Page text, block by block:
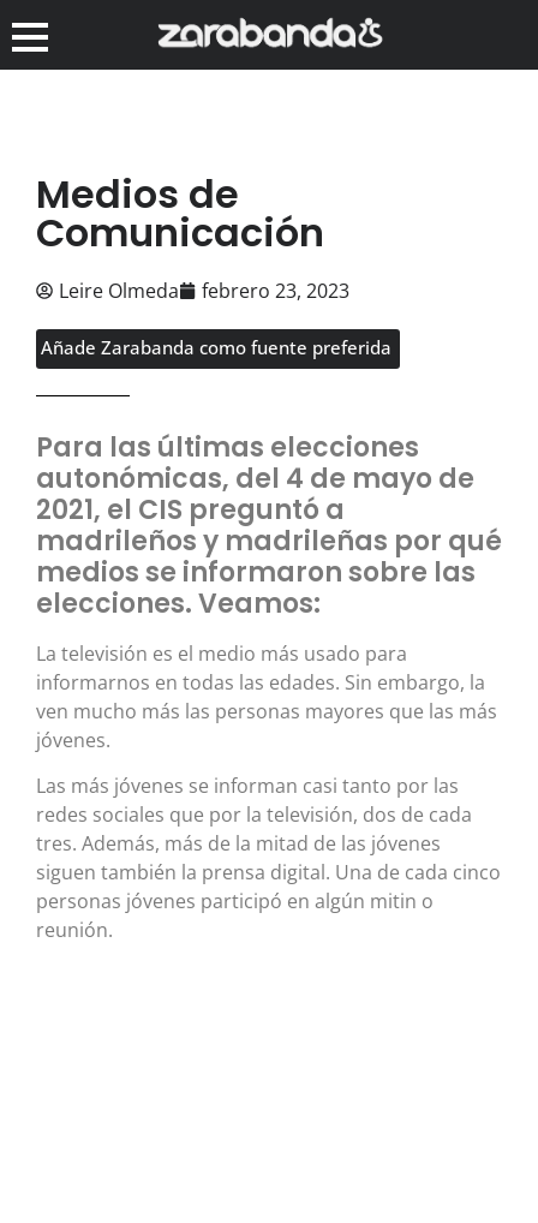
Medios de
Comunicación
Leire Olmeda febrero 23, 2023
Añade Zarabanda como fuente preferida
Para las últimas elecciones
autonómicas, del 4 de mayo de
2021, el CIS preguntó a
madrileños y madrileñas por qué
medios se informaron sobre las
elecciones. Veamos:
La televisión es el medio más usado para
informarnos en todas las edades. Sin embargo, la
ven mucho más las personas mayores que las más
jóvenes.
Las más jóvenes se informan casi tanto por las
redes sociales que por la televisión, dos de cada
tres. Además, más de la mitad de las jóvenes
siguen también la prensa digital. Una de cada cinco
personas jóvenes participó en algún mitin o
reunión.